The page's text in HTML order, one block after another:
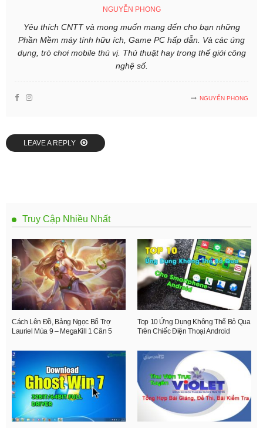
NGUYỄN PHONG
Yêu thích CNTT và mong muốn mang đến cho bạn những
Phần Mềm máy tính hữu ích, Game PC hấp dẫn. Và các ứng
dụng, trò chơi mobile thú vị. Thủ thuật hay trong thế giới công
nghệ số.
NGUYỄN PHONG
LEAVE A REPLY
Truy Cập Nhiều Nhất
Cách Lên Đồ, Bảng Ngọc Bổ Trợ
Lauriel Mùa 9 – MegaKill 1 Cân 5
Top 10 Ứng Dụng Không Thể Bỏ Qua
Trên Chiếc Điện Thoại Android